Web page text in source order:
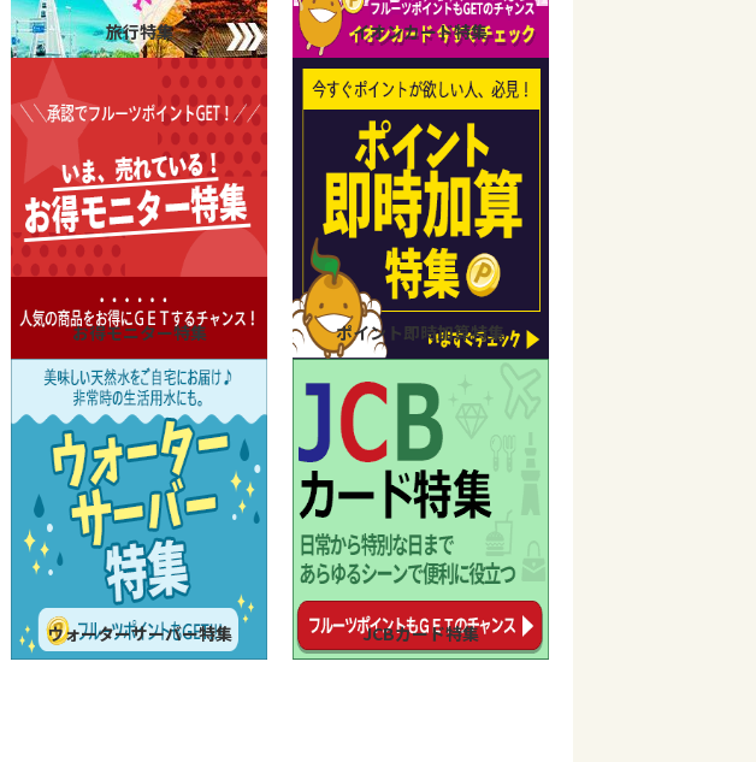
旅行特集 イオンカード特集
お得モニター特集 ポイント即時加算特集
ウォーターサーバー特集 JCBカード特集